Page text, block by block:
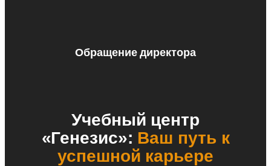
Обращение директора
Учебный центр
«Генезис»: Ваш путь к
успешной карьере